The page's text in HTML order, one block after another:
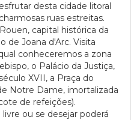
desta cidade litoral
ruas estreitas.
capital histórica da
de Joana d'Arc. Visita
conheceremos a zona
o Palácio da Justiça,
XVII, a Praça do
Notre Dame, imortalizada
de refeições).
ou se desejar poderá